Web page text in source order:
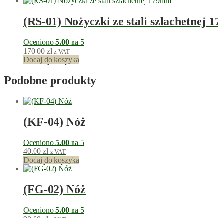
(RS-01) Nożyczki ze stali szlachetnej
Oceniono 5.00 na 5
170.00 zł z VAT
170punkty
Dodaj do koszyka
Podobne produkty
(KF-04) Nóż
Oceniono 5.00 na 5
40.00 zł z VAT
40punkty
Dodaj do koszyka
(FG-02) Nóż
Oceniono 5.00 na 5